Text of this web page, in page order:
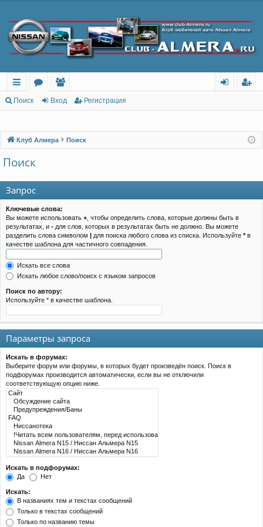
с
лк
м
ол
ов
тр
Поиск Вход Регистрация
Клуб Алмера Поиск
Поиск
Запрос
Ключевые слова:
Вы можете использовать + , чтобы определить слова, которые должны быть в
результатах, и - для слов, которых в результатах быть не должно. Вы можете
разделить слова символом | для поиска любого слова из списка. Используйте *в
качестве шаблона для частичного совпадения.
Искать все слова
Искать любое слово/поиск с языком запросов
Поиск по автору:
Используйте * в качестве шаблона.
Параметры запроса
Искать в форумах:
Выберите форум или форумы, в которых будет произведён поиск. Поиск в
подфорумах производится автоматически, если вы не отключили
соответствующую опцию ниже.
Искать в подфорумах:
Да
Нет
Искать:
В названиях тем и текстах сообщений
Только в текстах сообщений
Только по названию темы